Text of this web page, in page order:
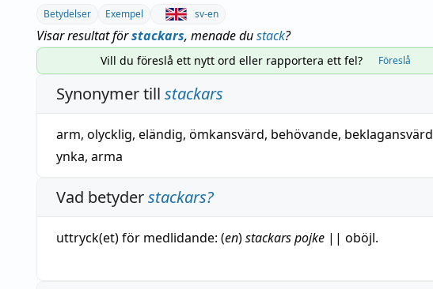
Betydelser Exempel sv-en
Visar resultat förstackars, menade dustack?
Vill du föreslå ett nytt ord eller rapportera ett fel? Föreslå
Synonymer till stackars
arm, olycklig, eländig, ömkansvärd, behövande, beklagansvärd
ynka, arma
Vad betyderstackars?
uttryck(et) för medlidande: (en)stackarspojke || oböjl.